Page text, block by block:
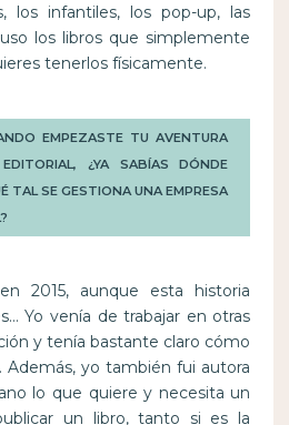
los infantiles, los pop-up, las
los libros que simplemente
tenerlos físicamente.
EMPEZASTE TU AVENTURA
¿YA SABÍAS DÓNDE
TAL SE GESTIONA UNA EMPRESA
2015, aunque esta historia
Yo venía de trabajar en otras
y tenía bastante claro cómo
yo también fui autora
lo que quiere y necesita un
un libro, tanto si es la